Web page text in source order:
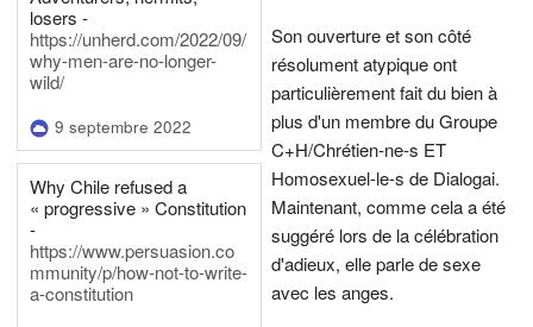
losers -
https://unherd.com/2022/09/
why-men-are-no-longer-
wild/
9 septembre 2022
Why Chile refused a
« progressive » Constitution
-
https://www.persuasion.co
mmunity/p/how-not-to-write-
a-constitution
Son ouverture et son côté
résolument atypique ont
particulièrement fait du bien à
plus d'un membre du Groupe
C+H/Chrétien-ne-s ET
Homosexuel-le-s de Dialogai.
Maintenant, comme cela a été
suggéré lors de la célébration
d'adieux, elle parle de sexe
avec les anges.